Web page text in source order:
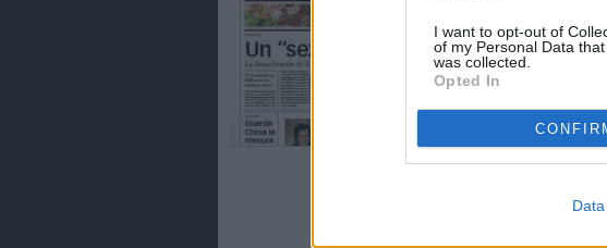
I want to opt-out of
of my Personal Data
was collected.
Opted In